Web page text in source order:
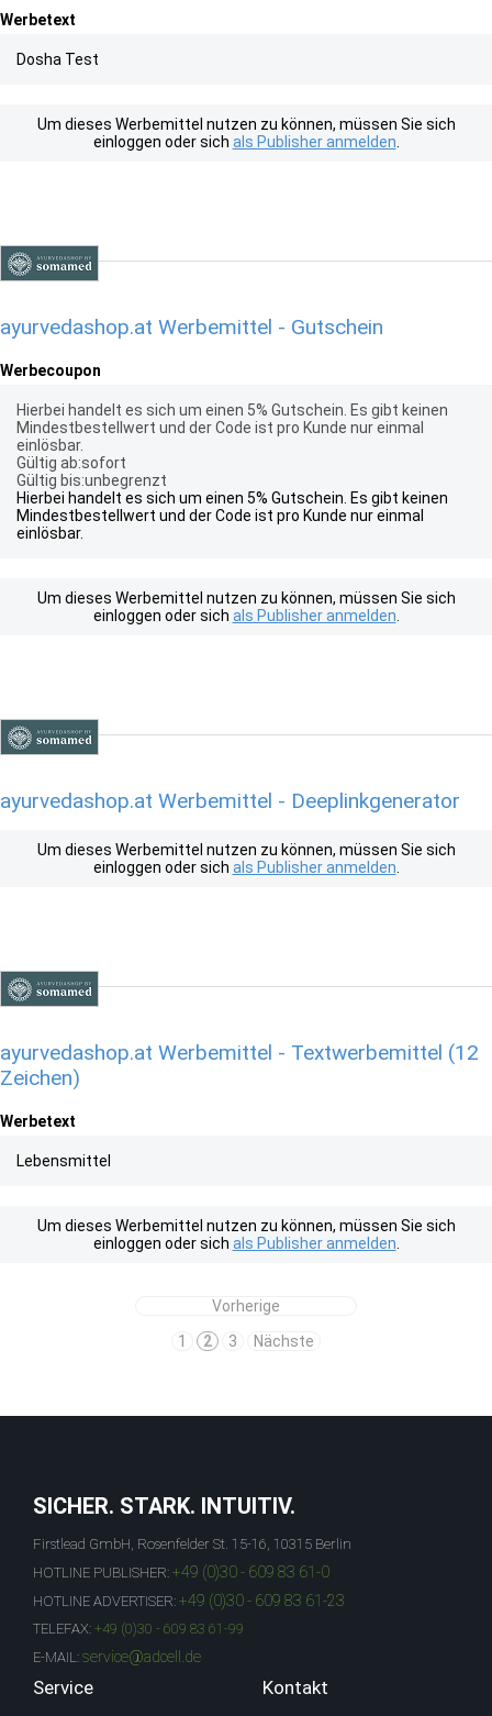
Werbetext
Dosha Test
Um dieses Werbemittel nutzen zu können, müssen Sie sich
einloggen oder sich als Publisher anmelden
ayurvedashop.at Werbemittel - Gutschein
Werbecoupon
Hierbei handelt es sich um einen 5% Gutschein. Es gibt keinen
Mindestbestellwert und der Code ist pro Kunde nur einmal
einlösbar.
Gültig ab:sofort
Gültig bis:unbegrenzt
Hierbei handelt es sich um einen 5% Gutschein. Es gibt keinen
Mindestbestellwert und der Code ist pro Kunde nur einmal
einlösbar.
Um dieses Werbemittel nutzen zu können, müssen Sie sich
einloggen oder sich als Publisher anmelden
ayurvedashop.at Werbemittel - Deeplinkgenerator
Um dieses Werbemittel nutzen zu können, müssen Sie sich
einloggen oder sich als Publisher anmelden
ayurvedashop.at Werbemittel - Textwerbemittel (12
Zeichen)
Werbetext
Lebensmittel
Um dieses Werbemittel nutzen zu können, müssen Sie sich
einloggen oder sich als Publisher anmelden
Vorherige
1
2 3 Nächste
SICHER. STARK. INTUITIV.
Firstlead GmbH, Rosenfelder St. 15-16, 10315 Berlin
HOTLINE PUBLISHER: +49 (0)30 - 609 83 61-0
HOTLINE ADVERTISER: +49 (0)30 - 609 83 61-23
TELEFAX: +49 (0)30 - 609 83 61-99
E-MAIL: service@adcell.de
Service Kontakt